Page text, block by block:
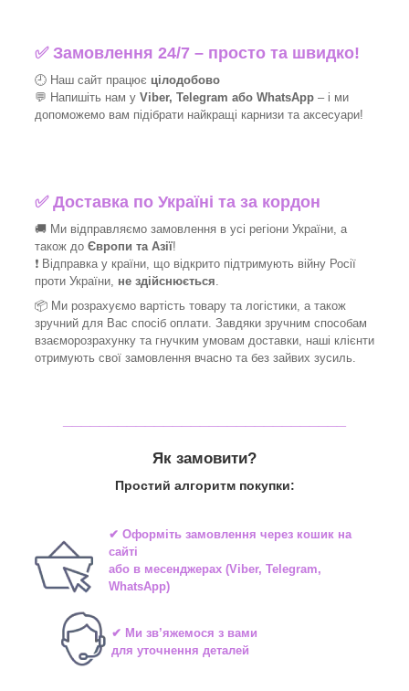
✅Замовлення 24/7 – просто та швидко!
🕘 Наш сайт працює цілодобово
💬 Напишіть нам у Viber, Telegram або WhatsApp – і ми
допоможемо вам підібрати найкращі карнизи та аксесуари!
✅Доставка по Україні та за кордон
🚚 Ми відправляємо замовлення в усі регіони України, а
також до Європи та Азії!
❗ Відправка у країни, що відкрито підтримують війну Росії
проти України, не здійснюється
📦 Ми розрахуємо вартість товару та логістики, а також
зручний для Вас спосіб оплати. Завдяки зручним способам
взаєморозрахунку та гнучким умовам доставки, наші клієнти
отримують свої замовлення вчасно та без зайвих зусиль.
Як замовити?
Простий алгоритм покупки:
✔ Оформіть замовлення через кошик на
сайті
або в месенджерах(Viber, Telegram,
WhatsApp)
✔ Ми зв’яжемося з вами
для уточнення деталей